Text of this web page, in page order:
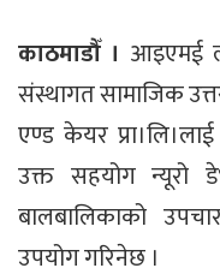
काठमाडौँ । आइएमई
संस्थागत सामाजिक
एण्ड केयर
उक्त सहयोग न्यूरो
बालबालिकाको
उपयोग गरिनेछ ।